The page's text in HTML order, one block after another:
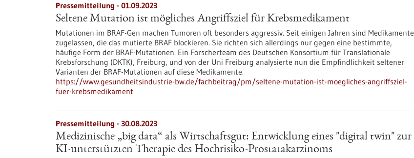
Pressemitteilung - 01.09.2023
Seltene Mutation ist mögliches Angriffsziel für Krebsmedikament
Mutationen im BRAF-Gen machen Tumoren oft besonders aggressiv. Seit einigen Jahren sind Medikamente
zugelassen, die das mutierte BRAF blockieren. Sie richten sich allerdings nur gegen eine bestimmte,
häufige Form der BRAF-Mutationen. Ein Forscherteam des Deutschen Konsortium für Translationale
Krebsforschung (DKTK), Freiburg, und von der Uni Freiburg analysierte nun die Empfindlichkeit seltener
Varianten der BRAF-Mutationen auf diese Medikamente.
https://www.gesundheitsindustrie-bw.de/fachbeitrag/pm/seltene-mutation-ist-moegliches-angriffsziel-
fuer-krebsmedikament
Pressemitteilung - 30.08.2023
Medizinische „big data“ als Wirtschaftsgut: Entwicklung eines "digital twin" zur
KI-unterstützten Therapie des Hochrisiko-Prostatakarzinoms